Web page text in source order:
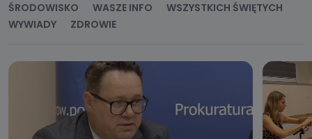
ŚRODOWISKO
WASZE INFO
WSZYSTKICH ŚWIĘTYCH
WYWIADY
ZDROWIE